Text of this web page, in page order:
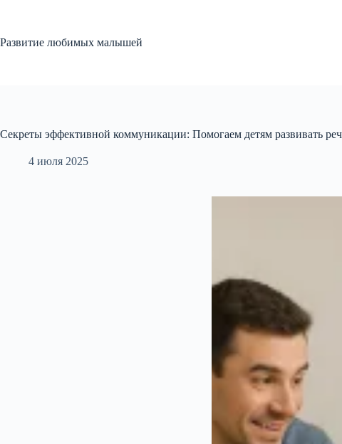
Развитие любимых малышей
Секреты эффективной коммуникации: Помогаем детям развивать
4 июля 2025